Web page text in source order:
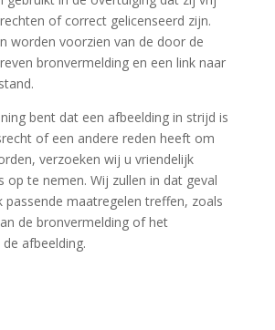
of correct gelicenseerd zijn.
worden voorzien van de door de
bronvermelding en een link naar
bent dat een afbeelding in strijd is
of een andere reden heeft om
verzoeken wij u vriendelijk
op te nemen. Wij zullen in dat geval
passende maatregelen treffen, zoals
de bronvermelding of het
afbeelding.